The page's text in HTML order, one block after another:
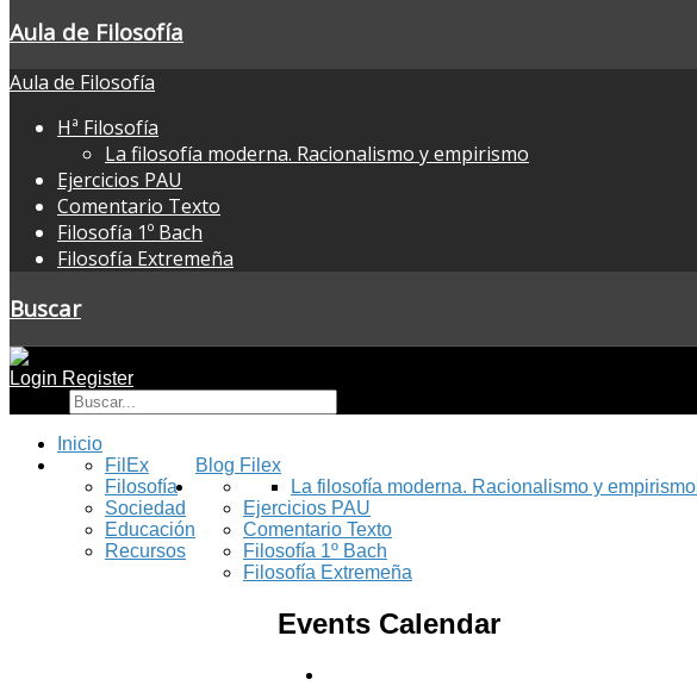
Aula de Filosofía
Aula de Filosofía
Hª Filosofía
La filosofía moderna. Racionalismo y empirismo
Ejercicios PAU
Comentario Texto
Filosofía 1º Bach
Filosofía Extremeña
Buscar
Login Register
Inicio
Blog Filex
FilEx
Filosofía
Sociedad
Educación
Recursos
La filosofía moderna. Racionalismo y empirismo
Ejercicios PAU
Comentario Texto
Filosofía 1º Bach
Filosofía Extremeña
Events Calendar